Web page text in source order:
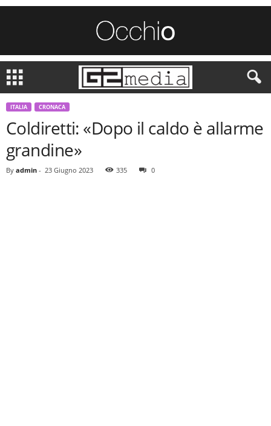
ITALIA CRONACA
Coldiretti: «Dopo il caldo è allarme
grandine»
By admin - 23 Giugno 2023 335 0